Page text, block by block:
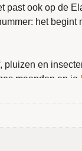
past ook op de
het begint
pluizen en
maanden en je